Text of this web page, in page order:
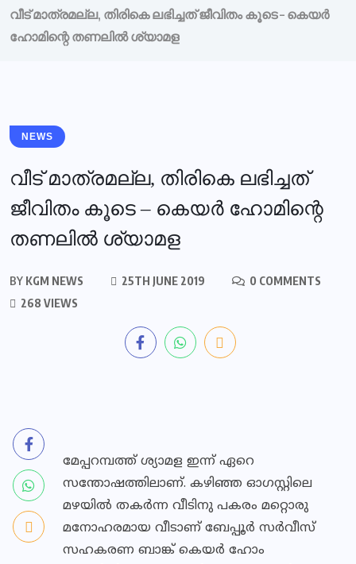
വീട് മാത്രമല്ല, തിരികെ ലഭിച്ചത് ജീവിതം കൂടെ – കെയര്‍
ഹോമിന്റെ തണലില്‍ ശ്യാമള
NEWS
വീട് മാത്രമല്ല, തിരികെ ലഭിച്ചത്
ജീവിതം കൂടെ – കെയര്‍ ഹോമിന്റെ
തണലില്‍ ശ്യാമള
BY KGM NEWS 25TH JUNE 2019
0 COMMENTS
268 VIEWS
മേപ്പറമ്പത്ത് ശ്യാമള ഇന്ന് ഏറെ
സന്തോഷത്തിലാണ്. കഴിഞ്ഞ ഓഗസ്റ്റിലെ
മഴയില്‍ തകര്‍ന്ന വീടിനു പകരം മറ്റൊരു
മനോഹരമായ വീടാണ് ബേപ്പൂര്‍ സര്‍വീസ്
സഹകരണ ബാങ്ക് കെയര്‍ ഹോം